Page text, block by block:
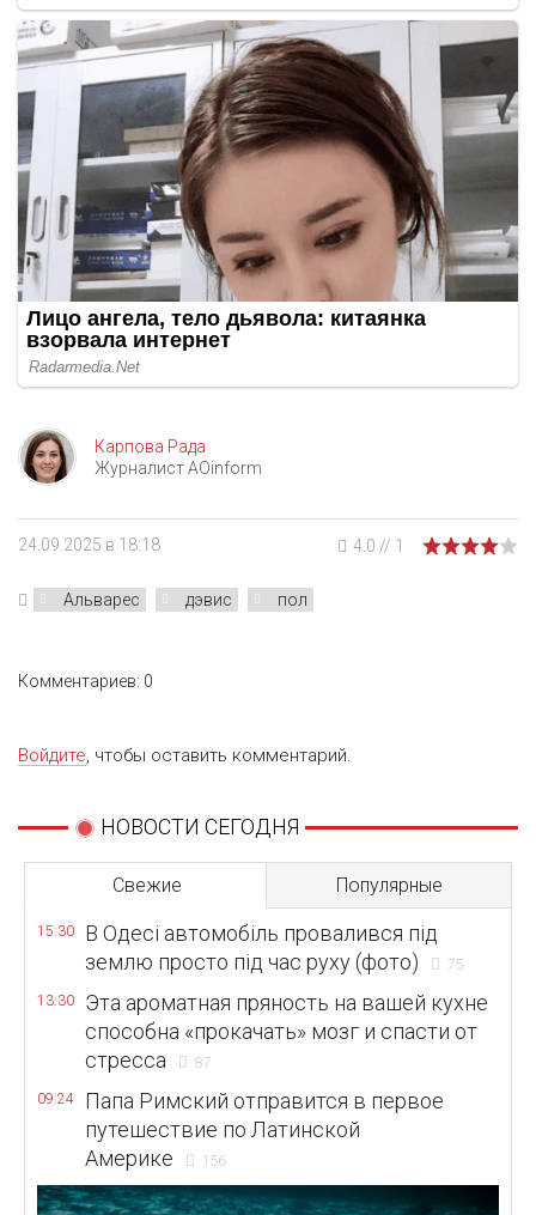
Карпова Рада
Журналист AOinform
24.09.2025 в 18:18 4.0 // 1
Альварес дэвис пол
Комментариев: 0
Войдите, чтобы оставить комментарий.
НОВОСТИ СЕГОДНЯ
Свежие Популярные
15:30
В Одесі автомобіль провалився під
землю просто під час руху (фото)
75
13:30
Эта ароматная пряность на вашей кухне
способна «прокачать» мозг и спасти от
стресса
87
09:24
Папа Римский отправится в первое
путешествие по Латинской
Америке
156